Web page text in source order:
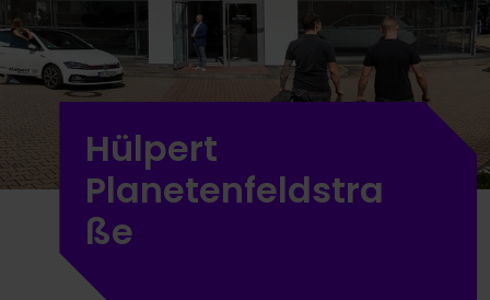
Hülpert
Planetenfeldstra
ße